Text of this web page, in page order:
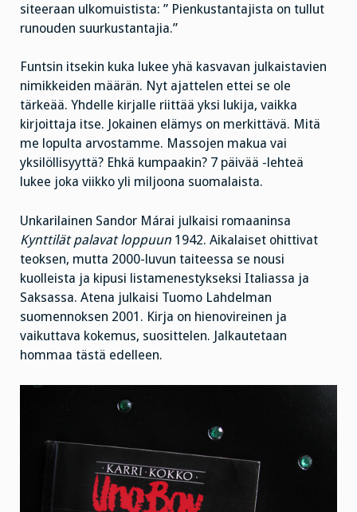
siteeraan ulkomuistista: ” Pienkustantajista on tullut
runouden suurkustantajia.”
Funtsin itsekin kuka lukee yhä kasvavan julkaistavien
nimikkeiden määrän. Nyt ajattelen ettei se ole
tärkeää. Yhdelle kirjalle riittää yksi lukija, vaikka
kirjoittaja itse. Jokainen elämys on merkittävä. Mitä
me lopulta arvostamme. Massojen makua vai
yksilöllisyyttä? Ehkä kumpaakin? 7 päivää -lehteä
lukee joka viikko yli miljoona suomalaista.
Unkarilainen Sandor Márai julkaisi romaaninsa
Kynttilät palavat loppuun 1942. Aikalaiset ohittivat
teoksen, mutta 2000-luvun taiteessa se nousi
kuolleista ja kipusi listamenestykseksi Italiassa ja
Saksassa. Atena julkaisi Tuomo Lahdelman
suomennoksen 2001. Kirja on hienovireinen ja
vaikuttava kokemus, suosittelen. Jalkautetaan
hommaa tästä edelleen.